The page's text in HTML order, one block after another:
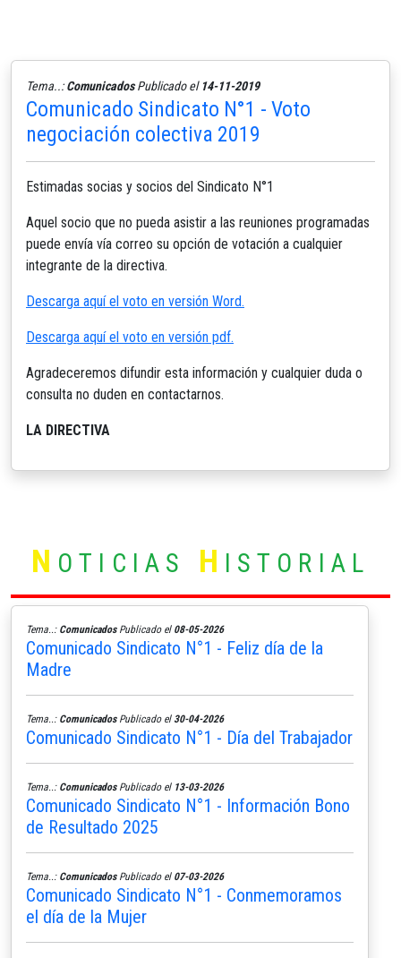
Tema..:ComunicadosPublicado el 14-11-2019
Comunicado Sindicato N°1 - Voto
negociación colectiva 2019
Estimadas socias y socios del Sindicato N°1
Aquel socio que no pueda asistir a las reuniones programadas
puede envía vía correo su opción de votación a cualquier
integrante de la directiva.
Descarga aquí el voto en versión Word.
Descarga aquí el voto en versión pdf.
Agradeceremos difundir esta información y cualquier duda o
consulta no duden en contactarnos.
LA DIRECTIVA
N OTICIAS H ISTORIAL
Tema..: ComunicadosPublicado el 08-05-2026
Comunicado Sindicato N°1 - Feliz día de la
Madre
Tema..: ComunicadosPublicado el 30-04-2026
Comunicado Sindicato N°1 - Día del Trabajador
Tema..: ComunicadosPublicado el 13-03-2026
Comunicado Sindicato N°1 - Información Bono
de Resultado 2025
Tema..: ComunicadosPublicado el 07-03-2026
Comunicado Sindicato N°1 - Conmemoramos
el día de la Mujer